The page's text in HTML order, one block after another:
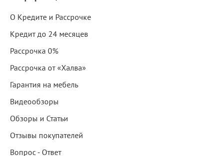
О Кредите и Рассрочке
Кредит до 24 месяцев
Рассрочка 0%
Рассрочка от «Халва»
Гарантия на мебель
Видеообзоры
Обзоры и Статьи
Отзывы покупателей
Вопрос - Ответ